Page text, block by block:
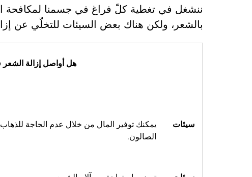
ننشغل في تغطية كلّ فراغ في جسمنا لمكافحة
بالشعر، ولكن هناك بعض السيئات للتخلّي عن
هل أواصل إزالة الشعر في
سيئات
يمكنك توفير المال من خلال عدم الحاجة
الصالون.